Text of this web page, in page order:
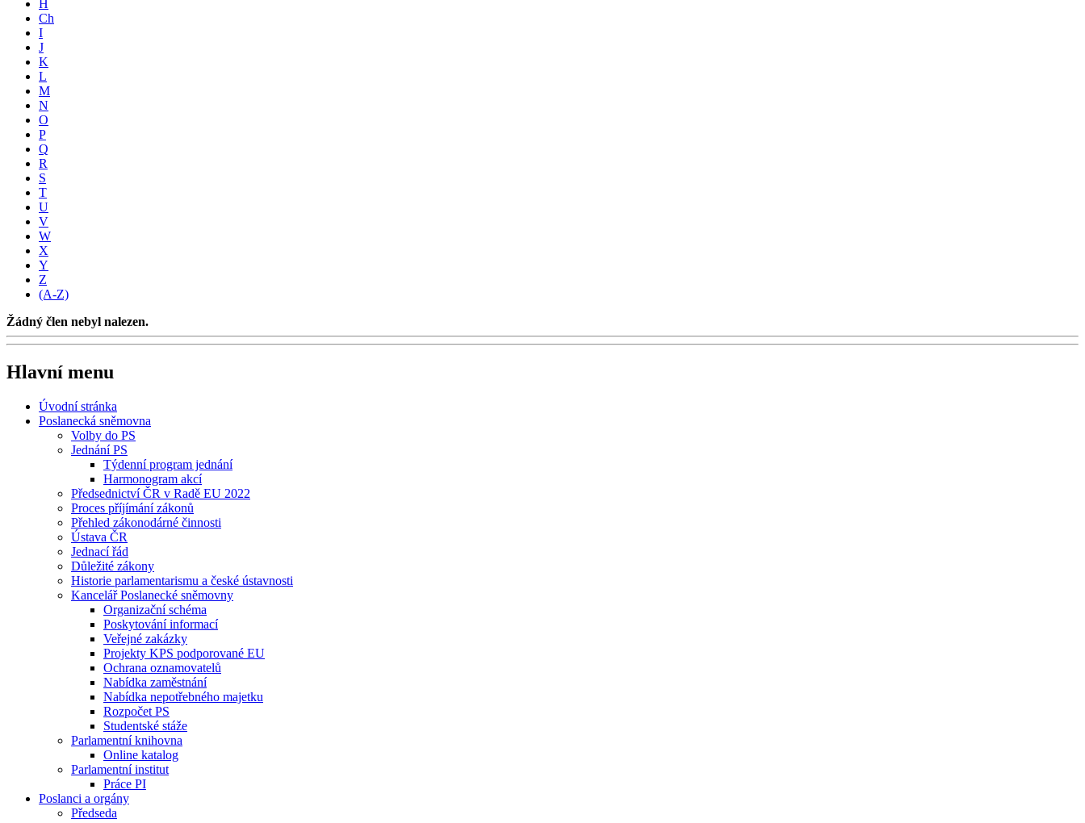
H
Ch
I
J
K
L
M
N
O
P
Q
R
S
T
U
V
W
X
Y
Z
(A-Z)
Žádný člen nebyl nalezen.
Hlavní menu
Úvodní stránka
Poslanecká sněmovna
Volby do PS
Jednání PS
Týdenní program jednání
Harmonogram akcí
Předsednictví ČR v Radě EU 2022
Proces příjímání zákonů
Přehled zákonodárné činnosti
Ústava ČR
Jednací řád
Důležité zákony
Historie parlamentarismu a české ústavnosti
Kancelář Poslanecké sněmovny
Organizační schéma
Poskytování informací
Veřejné zakázky
Projekty KPS podporované EU
Ochrana oznamovatelů
Nabídka zaměstnání
Nabídka nepotřebného majetku
Rozpočet PS
Studentské stáže
Parlamentní knihovna
Online katalog
Parlamentní institut
Práce PI
Poslanci a orgány
Předseda